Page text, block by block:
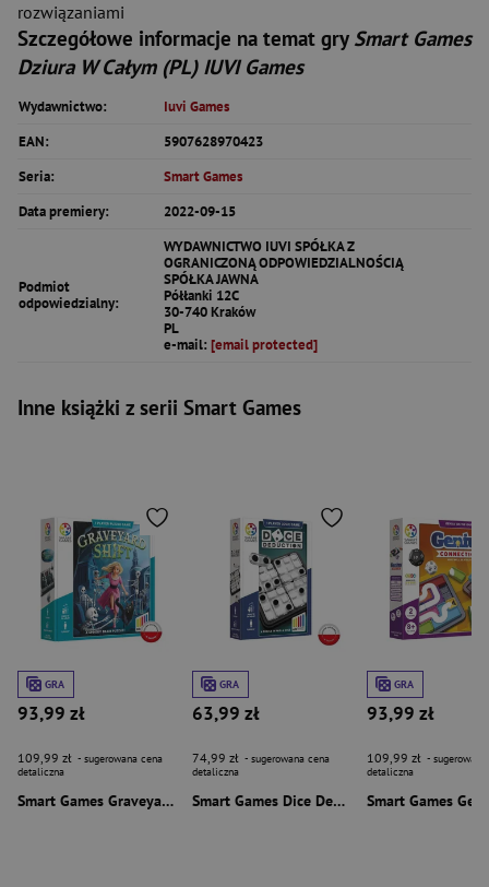
rozwiązaniami
Szczegółowe informacje na temat gry Smart Games
Dziura W Całym (PL) IUVI Games
Wydawnictwo:
Iuvi Games
EAN:
5907628970423
Seria:
Smart Games
Data premiery:
2022-09-15
Podmiot
odpowiedzialny:
WYDAWNICTWO IUVI SPÓŁKA Z
OGRANICZONĄ ODPOWIEDZIALNOŚCIĄ
SPÓŁKA JAWNA
Półłanki 12C
30-740 Kraków
PL
e-mail: [email protected]
Inne książki z serii Smart Games
GRA
93,99 zł
109,99 zł - sugerowana cena
detaliczna
Smart Games Graveyard Shift (ENG) IUVI Games
GRA
63,99 zł
74,99 zł - sugerowana cena
detaliczna
Smart Games Dice Deduction (ENG) IUVI Games
GRA
93,99 zł
109,99 zł -
detaliczna